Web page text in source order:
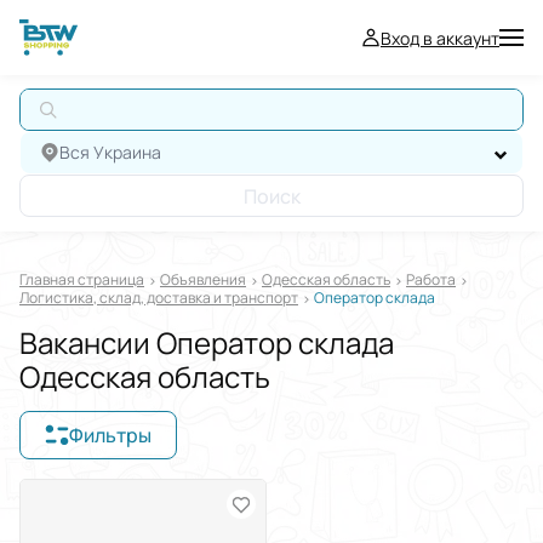
Вход в аккаунт
Вся Украина
Поиск
Главная страница Oбъявления Одесская область
Работа
Логистика, склад, доставка и транспорт
Оператор склада
Вакансии Оператор склада
Одесская область
Фильтры